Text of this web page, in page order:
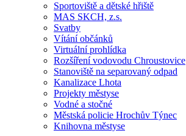
Sportoviště a dětské hřiště
MAS SKCH, z.s.
Svatby
Vítání občánků
Virtuální prohlídka
Rozšíření vodovodu Chroustovice
Stanoviště na separovaný odpad
Kanalizace Lhota
Projekty městyse
Vodné a stočné
Městská policie Hrochův Týnec
Knihovna městyse